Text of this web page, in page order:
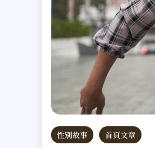
性別故事 首頁文章